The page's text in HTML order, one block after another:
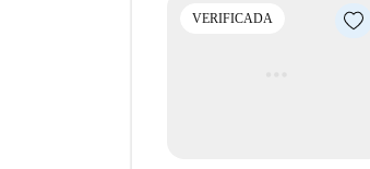
VERIFICADA